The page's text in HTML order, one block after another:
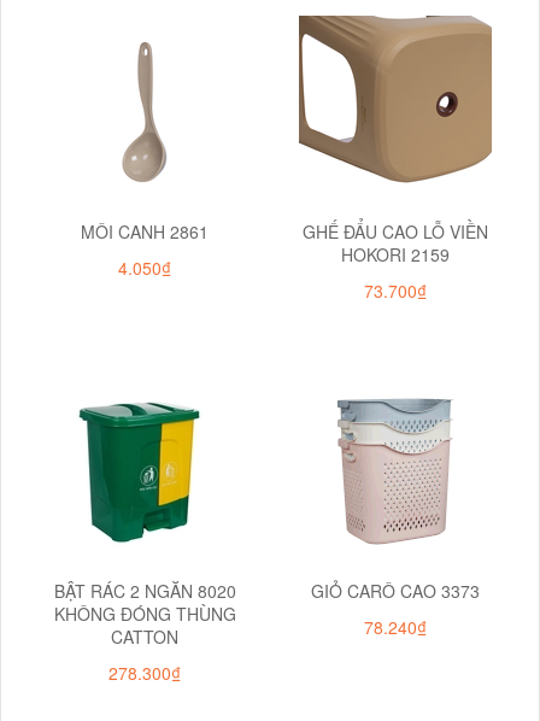
MÔI CANH 2861
4.050₫
GHẾ ĐẨU CAO LỖ VIỀN
HOKORI 2159
73.700₫
BẬT RÁC 2 NGĂN 8020
KHÔNG ĐÓNG THÙNG
CATTON
278.300₫
GIỎ CARÔ CAO 3373
78.240₫